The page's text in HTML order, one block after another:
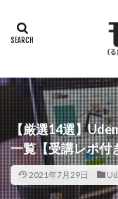
【厳選14選】
一覧【受講レポ付
2021年7月29日